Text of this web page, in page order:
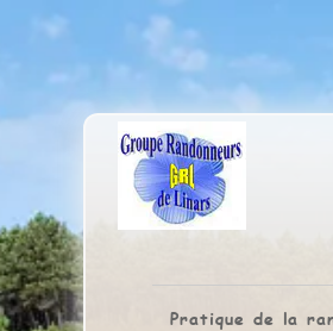
Pratique de la